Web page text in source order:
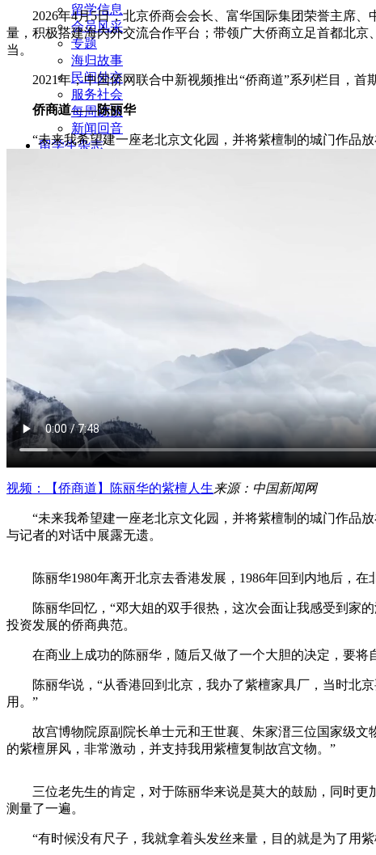
留学信息
会员风采
专题
海归故事
民间外交
服务社会
每周访谈
新闻回音
留学生杂志
2026年4月5日，北京侨商会会长、富华国际集团荣誉主席、
量，积极搭建海内外交流合作平台；带领广大侨商立足首都北
当。
2021年，中国侨网联合中新视频推出“侨商道”系列栏目，首
侨商道——陈丽华
“未来我希望建一座老北京文化园，并将紫檀制的城门作品
视频：【侨商道】陈丽华的紫檀人生来源：中国新闻网
“未来我希望建一座老北京文化园，并将紫檀制的城门作品放
与记者的对话中展露无遗。
陈丽华1980年离开北京去香港发展，1986年回到内地后，在
陈丽华回忆，“邓大姐的双手很热，这次会面让我感受到家的
投资发展的侨商典范。
在商业上成功的陈丽华，随后又做了一个大胆的决定，要将
陈丽华说，“从香港回到北京，我办了紫檀家具厂，当时北京
用。”
故宫博物院原副院长单士元和王世襄、朱家溍三位国家级文
的紫檀屏风，非常激动，并支持我用紫檀复制故宫文物。”
三位老先生的肯定，对于陈丽华来说是莫大的鼓励，同时更
测量了一遍。
“有时候没有尺子，我就拿着头发丝来量，目的就是为了用紫